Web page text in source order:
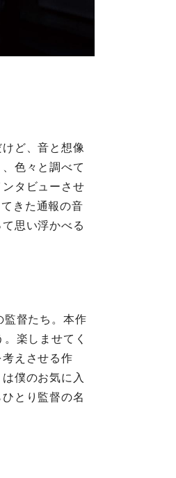
ど、音と想像
色々と調べて
タビューさせ
きた通報の音
思い浮かべる
監督たち。本作
楽しませてく
えさせる作
僕のお気に入
とり監督の名